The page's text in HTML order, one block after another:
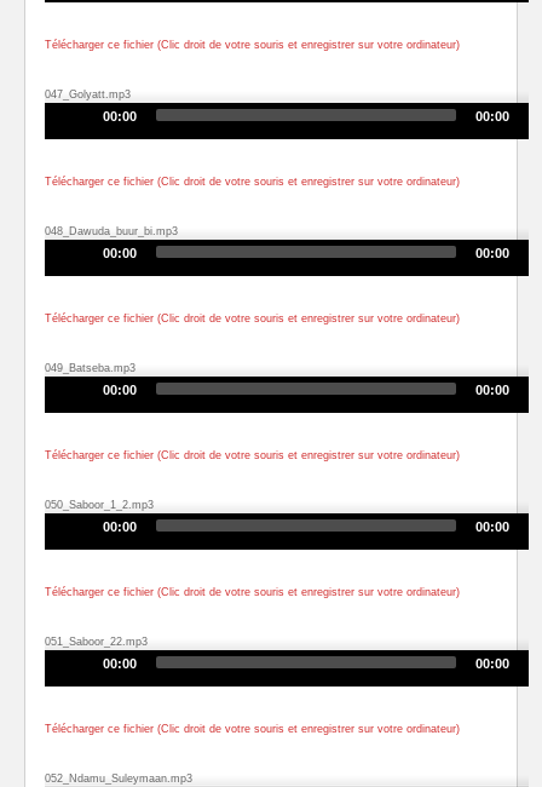
Télécharger ce fichier (Clic droit de votre souris et enregistrer sur votre ordinateur)
047_Golyatt.mp3
00:00 00:00
Télécharger ce fichier (Clic droit de votre souris et enregistrer sur votre ordinateur)
048_Dawuda_buur_bi.mp3
00:00 00:00
Télécharger ce fichier (Clic droit de votre souris et enregistrer sur votre ordinateur)
049_Batseba.mp3
00:00 00:00
Télécharger ce fichier (Clic droit de votre souris et enregistrer sur votre ordinateur)
050_Saboor_1_2.mp3
00:00 00:00
Télécharger ce fichier (Clic droit de votre souris et enregistrer sur votre ordinateur)
051_Saboor_22.mp3
00:00 00:00
Télécharger ce fichier (Clic droit de votre souris et enregistrer sur votre ordinateur)
052_Ndamu_Suleymaan.mp3